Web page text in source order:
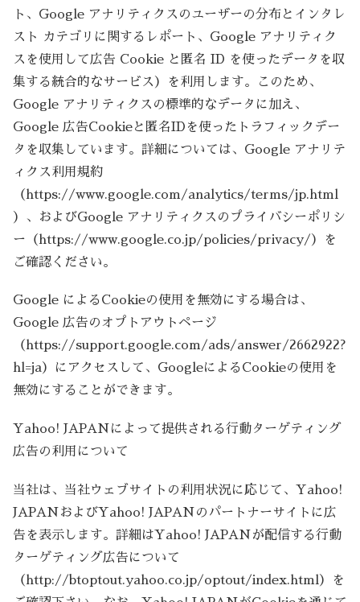
ト、Google アナリティクスのユーザーの分布とインタレ
スト カテゴリに関するレポート、Google アナリティク
スを使用して広告 Cookie と匿名 ID を使ったデータを収
集する統合的なサービス）を利用します。このため、
Google アナリティクスの標準的なデータに加え、
Google 広告Cookieと匿名IDを使ったトラフィックデー
タを収集しています。詳細については、Google アナリテ
ィクス利用規約
（https://www.google.com/analytics/terms/jp.html
）、およびGoogle アナリティクスのプライバシーポリシ
ー（https://www.google.co.jp/policies/privacy/）を
ご確認ください。
Google によるCookieの使用を無効にする場合は、
Google 広告のオプトアウトページ
（https://support.google.com/ads/answer/2662922?
hl=ja）にアクセスして、GoogleによるCookieの使用を
無効にすることができます。
Yahoo! JAPANによって提供される行動ターゲティング
広告の利用について
当社は、当社ウェブサイトの利用状況に応じて、Yahoo!
JAPANおよびYahoo! JAPANのパートナーサイトに広
告を表示します。詳細はYahoo! JAPANが配信する行動
ターゲティング広告について
（http://btoptout.yahoo.co.jp/optout/index.html）を